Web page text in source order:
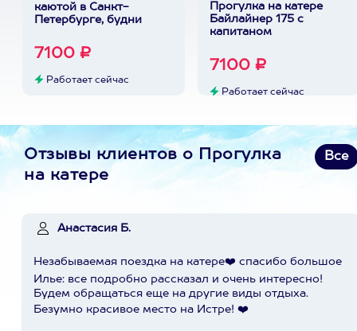
каютой в Санкт-
Петербурге, будни
7100 ₽
Работает сейчас
Прогулка на катере
Байлайнер 175 с
капитаном
7100 ₽
Работает сейчас
Отзывы клиентов о Прогулка
на катере
Все
Анастасия Б.
Незабываемая поездка на катере❤️ спасибо большое
Илье: все подробно рассказал и очень интересно!
Будем обращаться еще на другие виды отдыха.
Безумно красивое место на Истре! ❤️